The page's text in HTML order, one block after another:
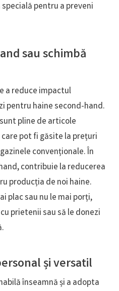
pentru a preveni
sau schimbă
a reduce impactul
pentru haine second-hand.
pline de articole
pot fi găsite la prețuri
convenționale. În
contribuie la reducerea
producția de noi haine.
plac sau nu le mai porți,
prietenii sau să le donezi
și versatil
înseamnă și a adopta